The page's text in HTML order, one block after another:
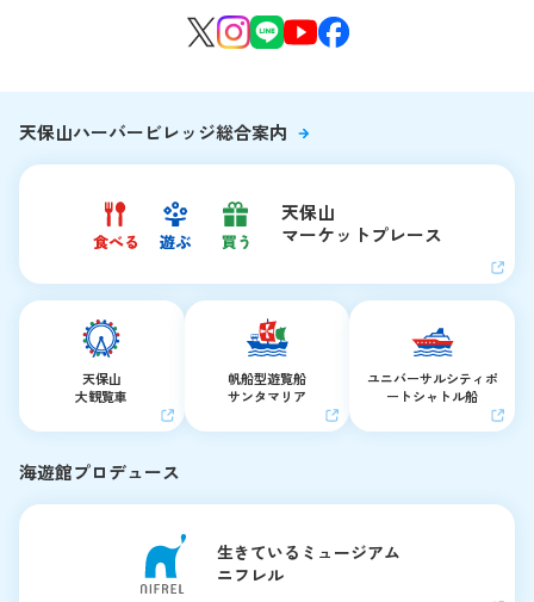
生きものたちのお食事タイム
天保山ハーバービレッジ総合案内
天保山
マーケットプレース
天保山
大観覧車
帆船型遊覧船
サンタマリア
ユニバーサルシティ ポ
ートシャトル船
海遊館プロデュース
生きているミュージアム
ニフレル